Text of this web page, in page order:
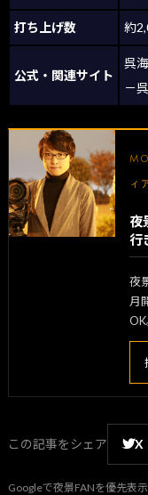
打ち上げ数 約
公式・関連サイト
呉
－
ィ
夜
行
夜
月
OK
この記事をシェア X
Googleで夜景FANを優先表示